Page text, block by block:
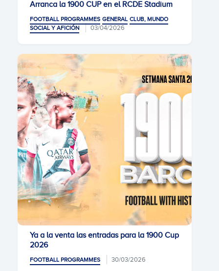
Arranca la 1900 CUP en el RCDE Stadium
FOOTBALL PROGRAMMES GENERAL CLUB, MUNDO
SOCIAL Y AFICIÓN
03/04/2026
Ya a la venta las entradas para la 1900 Cup
2026
FOOTBALL PROGRAMMES 30/03/2026